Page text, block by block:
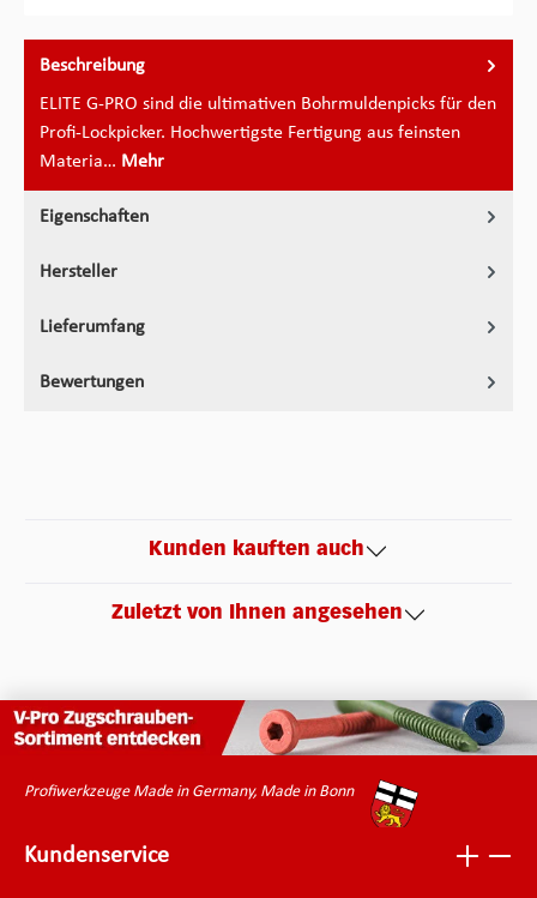
Beschreibung
ELITE G-PRO sind die ultimativen Bohrmuldenpicks für den
Profi-Lockpicker. Hochwertigste Fertigung aus feinsten
Materia… Mehr
Eigenschaften
Hersteller
Lieferumfang
Bewertungen
Kunden kauften auch
Zuletzt von Ihnen angesehen
Profiwerkzeuge Made in Germany, Made in Bonn
Kundenservice